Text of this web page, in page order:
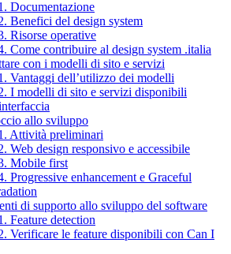
Documentazione
Benefici del design system
Risorse operative
Come contribuire al design system .italia
con i modelli di sito e servizi
Vantaggi dell’utilizzo dei modelli
I modelli di sito e servizi disponibili
allo sviluppo
Attività preliminari
Web design responsivo e accessibile
Mobile first
Progressive enhancement e Graceful
di supporto allo sviluppo del software
Feature detection
Verificare le feature disponibili con Can I